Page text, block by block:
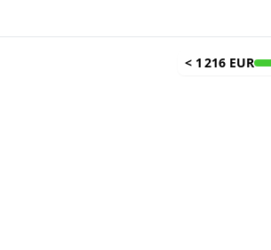
< 1 216 EUR